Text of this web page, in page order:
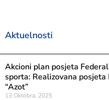
Aktuelnosti
Akcioni plan posjeta
sporta: Realizovana
“Azot”
13 Oktobra, 2025